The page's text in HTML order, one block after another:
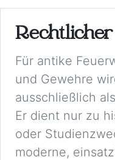
Für antike
und Gewehre
ausschließlich
Er dient nur zu
oder
moderne,